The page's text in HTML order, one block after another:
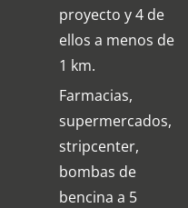
proyecto y 4 de
ellos a menos de
1 km.
Farmacias,
supermercados,
stripcenter,
bombas de
bencina a 5